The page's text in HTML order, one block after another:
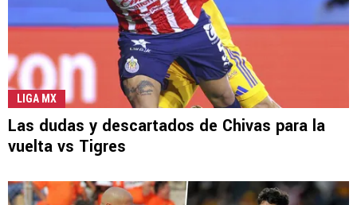
LIGA MX
Las dudas y descartados de Chivas para la
vuelta vs Tigres